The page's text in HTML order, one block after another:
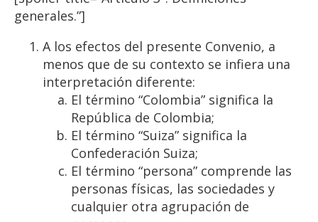
generales.”]
A los efectos del presente Convenio, a
menos que de su contexto se infiera una
interpretación diferente:
El término “Colombia” significa la
República de Colombia;
El término “Suiza” significa la
Confederación Suiza;
El término “persona” comprende las
personas físicas, las sociedades y
cualquier otra agrupación de